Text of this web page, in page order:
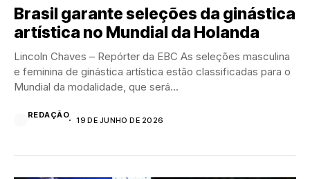
Brasil garante seleções da ginástica
artística no Mundial da Holanda
Lincoln Chaves – Repórter da EBC As seleções masculina
e feminina de ginástica artística estão classificadas para o
Mundial da modalidade, que será...
REDAÇÃO
19 DE JUNHO DE 2026